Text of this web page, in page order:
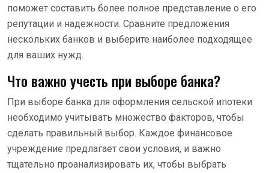
поможет составить более полное представление о его
репутации и надежности. Сравните предложения
нескольких банков и выберите наиболее подходящее
для ваших нужд.
Что важно учесть при выборе банка?
При выборе банка для оформления сельской ипотеки
необходимо учитывать множество факторов, чтобы
сделать правильный выбор. Каждое финансовое
учреждение предлагает свои условия, и важно
тщательно проанализировать их, чтобы выбрать